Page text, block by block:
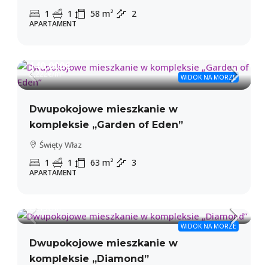
1 1 58 m² 2
APARTAMENT
WIDOK NA MORZE
140,000€
2,222€ /m²
Dwupokojowe mieszkanie w
kompleksie „Garden of Eden”
Święty Właz
1 1 63 m² 3
APARTAMENT
WIDOK NA MORZE
2,213€
Dwupokojowe mieszkanie w
kompleksie „Diamond”